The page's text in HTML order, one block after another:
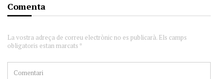
Comenta
La vostra adreça de correu electrònic no es publicarà. Els camps
obligatoris estan marcats *